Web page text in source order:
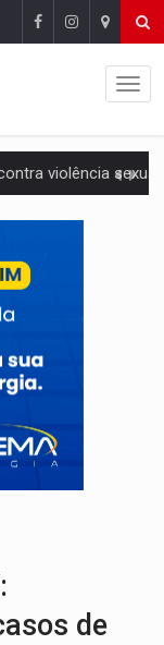
energia nuclear, defesa e
deixa quatro mortos e um em
nacional com participação de
de chuvas isoladas nesta
Geral delibera greve da educação
abre oficina de Comunicação com
e promove reflexão sobre trajetória da
de